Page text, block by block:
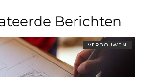
Berichten
VERBOUWEN